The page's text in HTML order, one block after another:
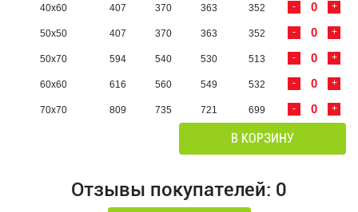
40х60 407 370 363 352 +
-
50х50 407 370 363 352 +
-
50х70 594 540 530 513 +
-
60х60 616 560 549 532 +
-
70х70 809 735 721 699 +
-
В КОРЗИНУ
Отзывы покупателей: 0